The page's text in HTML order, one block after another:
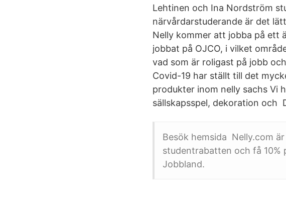
Lehtinen och Ina Nordström
närvårdarstuderande är det
Nelly kommer att jobba på ett
jobbat på OJCO, i vilket
vad som är roligast på jobb
Covid-19 har ställt till det
produkter inom nelly sachs Vi
sällskapsspel, dekoration och
Besök hemsida Nelly.com
studentrabatten och få 10%
Jobbland.